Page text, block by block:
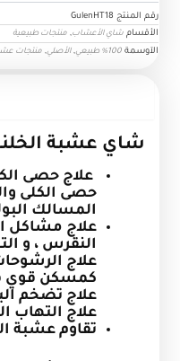
رقم المنتج GulenHT18
الأقسام شاي الأعشاب, منتجات طبيعية
الآوسمة 100% طبيعي ,الأصلي, منتجات
شاي عشبة
علاج حصى
حصى الكلى
المسالك
علاج مشاكل
النقرس ، و
علاج
كمسكن قوي
علاج تضخم
علاج التهاب
تقاوم عشبة